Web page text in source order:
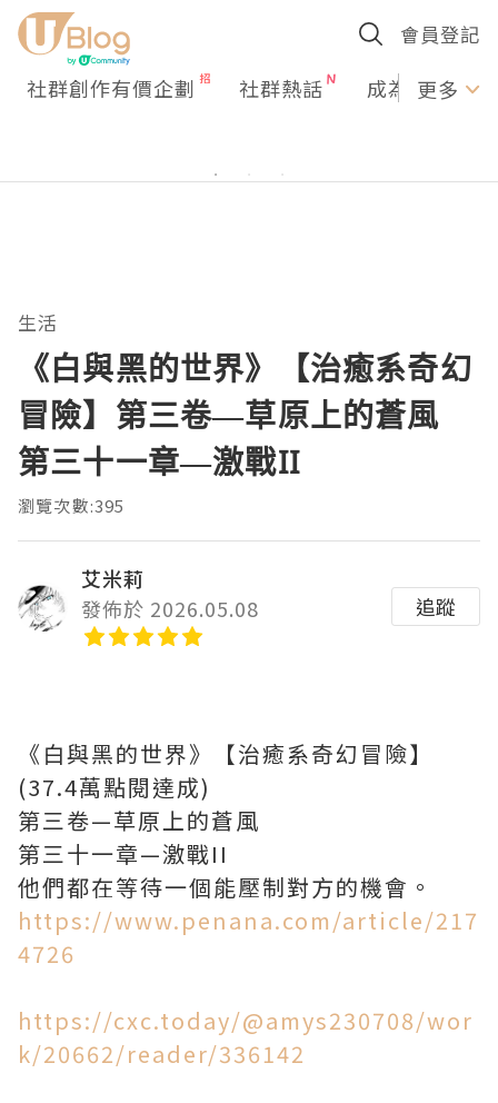
會員登記
社群創作有價企劃 社群熱話 成為U更多
生活
《白與黑的世界》【治癒系奇幻
冒險】第三卷—草原上的蒼風
第三十一章—激戰II
瀏覽次數:395
艾米莉
發佈於 2026.05.08
追蹤
《白與黑的世界》【治癒系奇幻冒險】
(37.4萬點閱達成)
第三卷—草原上的蒼風
第三十一章—激戰II
他們都在等待一個能壓制對方的機會。
https://www.penana.com/article/217
4726
https://cxc.today/@amys230708/wor
k/20662/reader/336142